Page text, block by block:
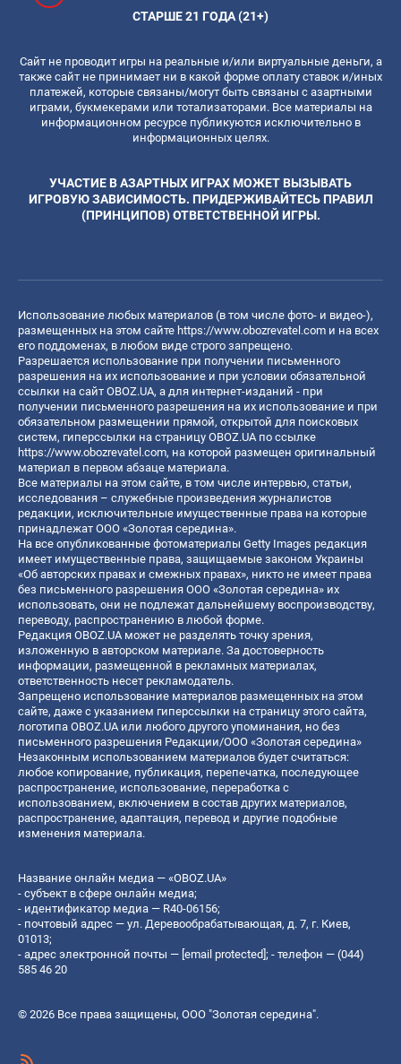
СТАРШЕ 21 ГОДА (21+)
Сайт не проводит игры на реальные и/или виртуальные деньги, а
также сайт не принимает ни в какой форме оплату ставок и/иных
платежей, которые связаны/могут быть связаны с азартными
играми, букмекерами или тотализаторами. Все материалы на
информационном ресурсе публикуются исключительно в
информационных целях.
УЧАСТИЕ В АЗАРТНЫХ ИГРАХ МОЖЕТ ВЫЗЫВАТЬ
ИГРОВУЮ ЗАВИСИМОСТЬ. ПРИДЕРЖИВАЙТЕСЬ ПРАВИЛ
(ПРИНЦИПОВ) ОТВЕТСТВЕННОЙ ИГРЫ.
Использование любых материалов (в том числе фото- и видео-),
размещенных на этом сайте https://www.obozrevatel.com и на всех
его поддоменах, в любом виде строго запрещено.
Разрешается использование при получении письменного
разрешения на их использование и при условии обязательной
ссылки на сайт OBOZ.UA, а для интернет-изданий - при
получении письменного разрешения на их использование и при
обязательном размещении прямой, открытой для поисковых
систем, гиперссылки на страницу OBOZ.UA по ссылке
https://www.obozrevatel.com, на которой размещен оригинальный
материал в первом абзаце материала.
Все материалы на этом сайте, в том числе интервью, статьи,
исследования – служебные произведения журналистов
редакции, исключительные имущественные права на которые
принадлежат ООО «Золотая середина».
На все опубликованные фотоматериалы Getty Images редакция
имеет имущественные права, защищаемые законом Украины
«Об авторских правах и смежных правах», никто не имеет права
без письменного разрешения ООО «Золотая середина» их
использовать, они не подлежат дальнейшему воспроизводству,
переводу, распространению в любой форме.
Редакция OBOZ.UA может не разделять точку зрения,
изложенную в авторском материале. За достоверность
информации, размещенной в рекламных материалах,
ответственность несет рекламодатель.
Запрещено использование материалов размещенных на этом
сайте, даже с указанием гиперссылки на страницу этого сайта,
логотипа OBOZ.UA или любого другого упоминания, но без
письменного разрешения Редакции/ООО «Золотая середина»
Незаконным использованием материалов будет считаться:
любое копирование, публикация, перепечатка, последующее
распространение, использование, переработка с
использованием, включением в состав других материалов,
распространение, адаптация, перевод и другие подобные
изменения материала.
Название онлайн медиа — «OBOZ.UA»
- субъект в сфере онлайн медиа;
- идентификатор медиа — R40-06156;
- почтовый адрес — ул. Деревообрабатывающая, д. 7, г. Киев,
01013;
- адрес электронной почты — [email protected]; - телефон — (044)
585 46 20
© 2026 Все права защищены, ООО "Золотая середина".